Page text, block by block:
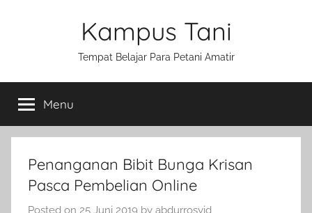
Kampus Tani
Tempat Belajar Para Petani Amatir
Menu
Penanganan Bibit Bunga Krisan
Pasca Pembelian Online
Posted on 25 Juni 2019 by abdurrosyid